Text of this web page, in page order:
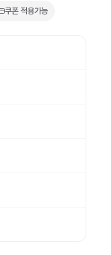
쿠폰 적용가능